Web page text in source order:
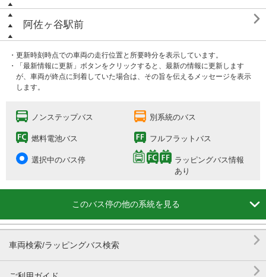
阿佐ヶ谷駅前 
・更新時刻時点での車両の走行位置と所要時分を表示しています。
・「最新情報に更新」ボタンをクリックすると、最新の情報に更新します
が、車両が終点に到着していた場合は、その旨を伝えるメッセージを表示
します。
ノンステップバス 別系統のバス
燃料電池バス フルフラットバス
選択中のバス停
ラッピングバス情報
あり
このバス停の他の系統を見る 
車両検索/ラッピングバス検索 
